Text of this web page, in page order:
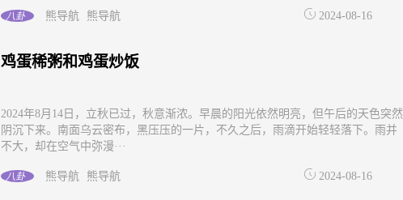
八卦 熊导航 熊导航 2024-08-16
鸡蛋稀粥和鸡蛋炒饭
2024年8月14日，立秋已过，秋意渐浓。早晨的阳光依然明亮，但午后的天色突然
阴沉下来。南面乌云密布，黑压压的一片，不久之后，雨滴开始轻轻落下。雨并
不大，却在空气中弥漫···
八卦 熊导航 熊导航 2024-08-16